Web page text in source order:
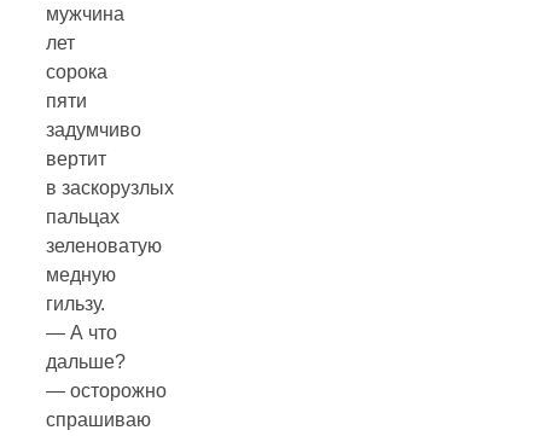
мужчина
лет
сорока
пяти
задумчиво
вертит
в заскорузлых
пальцах
зеленоватую
медную
гильзу.
— А что
дальше?
— осторожно
спрашиваю